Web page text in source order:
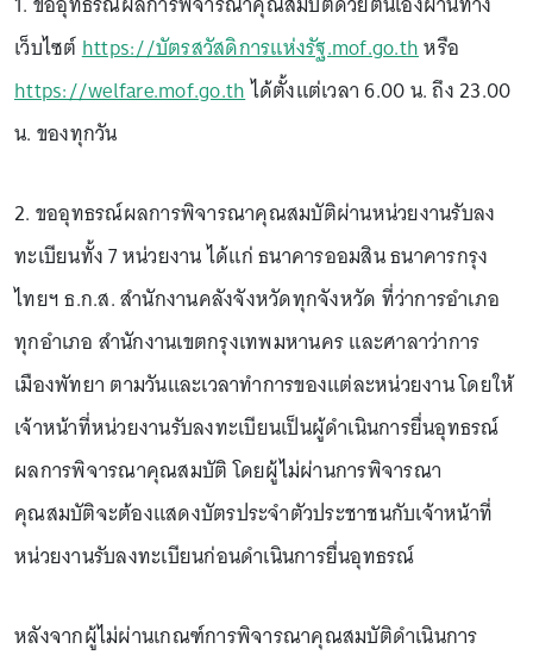
เว็บไซต์https://บัตรสวัสดิการแห่งรัฐ.mof.go.thหรือ
https://welfare.mof.go.thได้ตั้งแต่เวลา 6.00 น. ถึง 23.00
น. ของทุกวัน
2. ขออุทธรณ์ผลการพิจารณาคุณสมบัติผ่านหน่วยงานรับลง
ทะเบียนทั้ง 7 หน่วยงาน ได้แก่ ธนาคารออมสิน ธนาคารกรุง
ไทยฯ ธ.ก.ส. สำนักงานคลังจังหวัดทุกจังหวัด ที่ว่าการอำเภอ
ทุกอำเภอ สำนักงานเขตกรุงเทพมหานคร และศาลาว่าการ
เมืองพัทยา ตามวันและเวลาทำการของแต่ละหน่วยงาน โดยให้
เจ้าหน้าที่หน่วยงานรับลงทะเบียนเป็นผู้ดำเนินการยื่นอุทธรณ์
ผลการพิจารณาคุณสมบัติ โดยผู้ไม่ผ่านการพิจารณา
คุณสมบัติจะต้องแสดงบัตรประจำตัวประชาชนกับเจ้าหน้าที่
หน่วยงานรับลงทะเบียนก่อนดำเนินการยื่นอุทธรณ์
หลังจากผู้ไม่ผ่านเกณฑ์การพิจารณาคุณสมบัติดำเนินการ